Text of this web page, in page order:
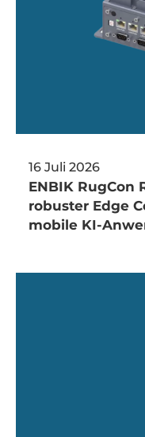
16 Juli 2026
ENBIK RugCon
robuster Edge
mobile KI-